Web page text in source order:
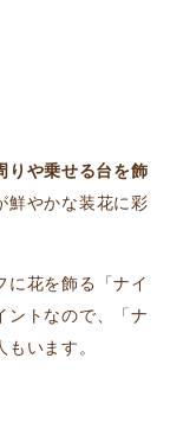
りや乗せる台を飾
鮮やかな装花に彩
に花を飾る「ナイ
ントなので、「ナ
います。